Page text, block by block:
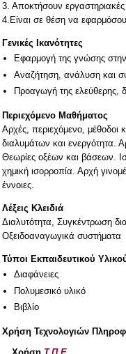
3. Αποκτήσουν
4.Είναι σε θέση να
Γενικές Ικανότητες
Εφαρμογή της γνώσης
Αναζήτηση, ανάλυση και
Προαγωγή της ελεύθερης,
Περιεχόμενο Μαθήματος
Αρχές, περιεχόμενο, μέθοδοι
διαλυμάτων και ενεργότητα.
Θεωρίες οξέων και βάσεων.
χημική ισορροπία. Αρχή
έννοιες.
Λέξεις Κλειδιά
Διαλυτότητα, Συγκέντρωση
Οξειδοαναγωγικά συστήματα
Τύποι Εκπαιδευτικού
Διαφάνειες
Πολυμεσικό υλικό
Βιβλίο
Χρήση Τεχνολογιών